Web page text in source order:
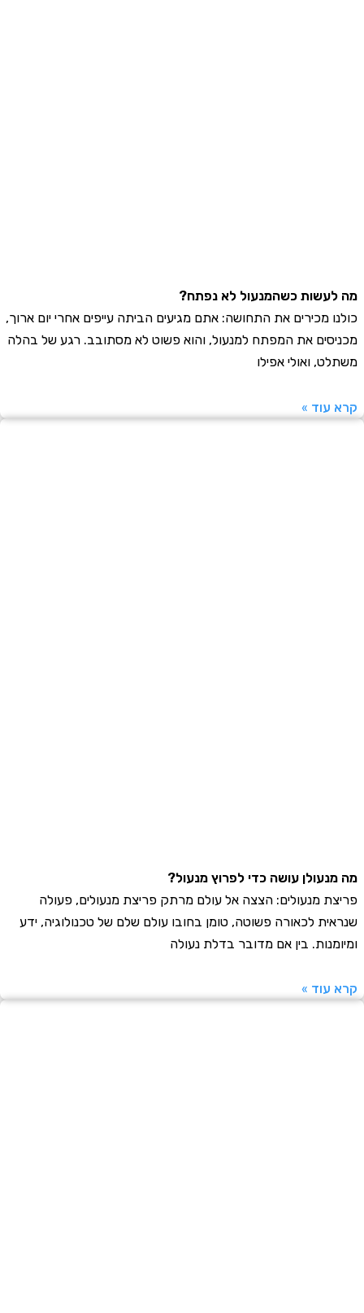
לעשות כשהמנעול לא נפתח?
מכירים את התחושה: אתם מגיעים הביתה עייפים אחרי יום ארוך,
את המפתח למנעול, והוא פשוט לא מסתובב. רגע של בהלה
ואולי אפילו
עוד »
מנעולן עושה כדי לפרוץ מנעול?
מנעולים: הצצה אל עולם מרתק פריצת מנעולים, פעולה
לכאורה פשוטה, טומן בחובו עולם שלם של טכנולוגיה, ידע
בין אם מדובר בדלת נעולה
עוד »